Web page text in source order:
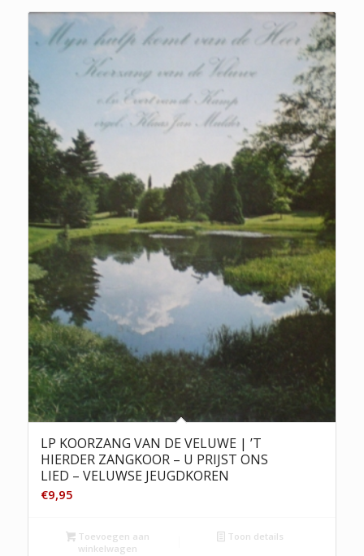
LP KOORZANG VAN DE VELUWE | ’T
HIERDER ZANGKOOR – U PRIJST ONS
LIED – VELUWSE JEUGDKOREN
€9,95
Toevoegen aan
winkelwagen
Toon details